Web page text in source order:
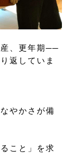
、更年期──
返していま
やかさが備
こと」を求